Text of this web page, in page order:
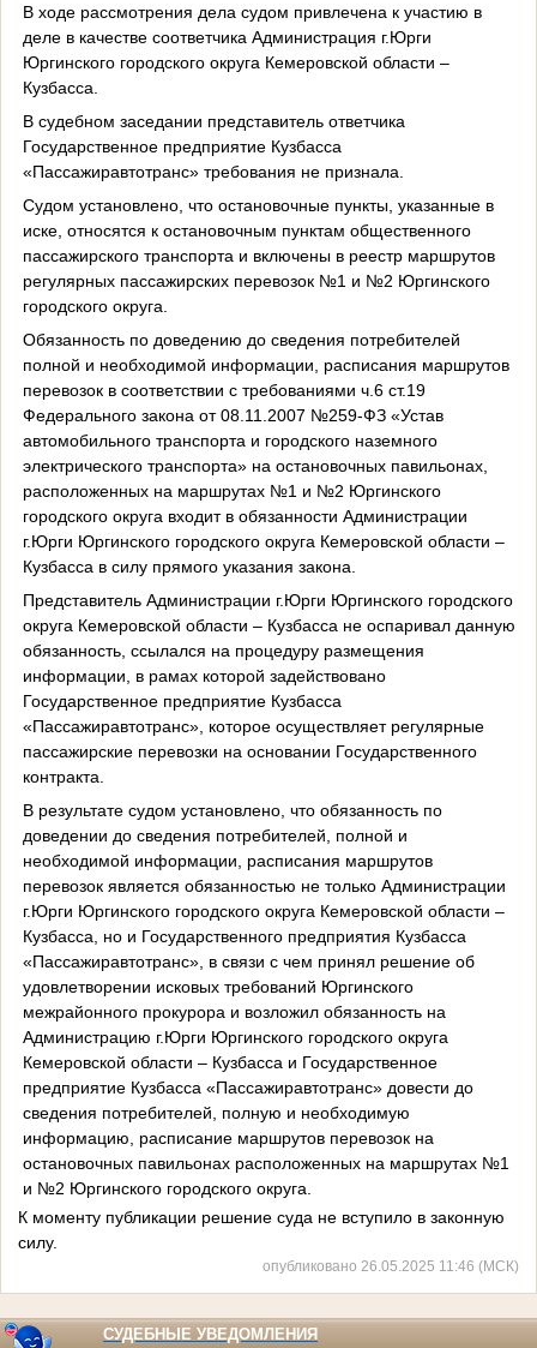
В ходе рассмотрения дела судом привлечена к участию в
деле в качестве соответчика Администрация г.Юрги
Юргинского городского округа Кемеровской области –
Кузбасса.
В судебном заседании представитель ответчика
Государственное предприятие Кузбасса
«Пассажиравтотранс» требования не признала.
Судом установлено, что остановочные пункты, указанные в
иске, относятся к остановочным пунктам общественного
пассажирского транспорта и включены в реестр маршрутов
регулярных пассажирских перевозок №1 и №2 Юргинского
городского округа.
Обязанность по доведению до сведения потребителей
полной и необходимой информации, расписания маршрутов
перевозок в соответствии с требованиями ч.6 ст.19
Федерального закона от 08.11.2007 №259-ФЗ «Устав
автомобильного транспорта и городского наземного
электрического транспорта» на остановочных павильонах,
расположенных на маршрутах №1 и №2 Юргинского
городского округа входит в обязанности Администрации
г.Юрги Юргинского городского округа Кемеровской области –
Кузбасса в силу прямого указания закона.
Представитель Администрации г.Юрги Юргинского городского
округа Кемеровской области – Кузбасса не оспаривал данную
обязанность, ссылался на процедуру размещения
информации, в рамах которой задействовано
Государственное предприятие Кузбасса
«Пассажиравтотранс», которое осуществляет регулярные
пассажирские перевозки на основании Государственного
контракта.
В результате судом установлено, что обязанность по
доведении до сведения потребителей, полной и
необходимой информации, расписания маршрутов
перевозок является обязанностью не только Администрации
г.Юрги Юргинского городского округа Кемеровской области –
Кузбасса, но и Государственного предприятия Кузбасса
«Пассажиравтотранс», в связи с чем принял решение об
удовлетворении исковых требований Юргинского
межрайонного прокурора и возложил обязанность на
Администрацию г.Юрги Юргинского городского округа
Кемеровской области – Кузбасса и Государственное
предприятие Кузбасса «Пассажиравтотранс» довести до
сведения потребителей, полную и необходимую
информацию, расписание маршрутов перевозок на
остановочных павильонах расположенных на маршрутах №1
и №2 Юргинского городского округа.
К моменту публикации решение суда не вступило в законную
силу.
опубликовано 26.05.2025 11:46 (МСК)
СУДЕБНЫЕ УВЕДОМЛЕНИЯ